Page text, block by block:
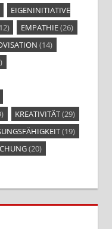
EIGENINITIATIVE
EMPATHIE(26)
(14)
KREATIVITÄT(29)
(19)
(20)